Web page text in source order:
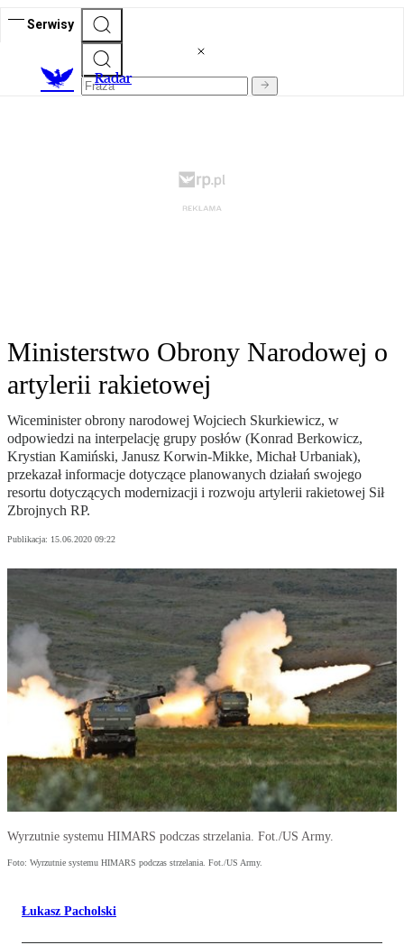
Serwisy
Radar
Ministerstwo Obrony Narodowej o
artylerii rakietowej
Wiceminister obrony narodowej Wojciech Skurkiewicz, w
odpowiedzi na interpelację grupy posłów (Konrad Berkowicz,
Krystian Kamiński, Janusz Korwin-Mikke, Michał Urbaniak),
przekazał informacje dotyczące planowanych działań swojego
resortu dotyczących modernizacji i rozwoju artylerii rakietowej Sił
Zbrojnych RP.
Publikacja: 15.06.2020 09:22
Wyrzutnie systemu HIMARS podczas strzelania. Fot./US Army.
Foto: Wyrzutnie systemu HIMARS podczas strzelania. Fot./US Army.
Łukasz Pacholski